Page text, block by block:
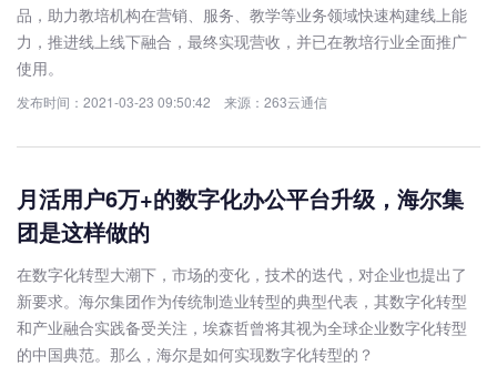
品，助力教培机构在营销、服务、教学等业务领域快速构建线上能
力，推进线上线下融合，最终实现营收，并已在教培行业全面推广
使用。
发布时间：2021-03-23 09:50:42 来源：263云通信
月活用户6万+的数字化办公平台升级，海尔集
团是这样做的
在数字化转型大潮下，市场的变化，技术的迭代，对企业也提出了
新要求。海尔集团作为传统制造业转型的典型代表，其数字化转型
和产业融合实践备受关注，埃森哲曾将其视为全球企业数字化转型
的中国典范。那么，海尔是如何实现数字化转型的？